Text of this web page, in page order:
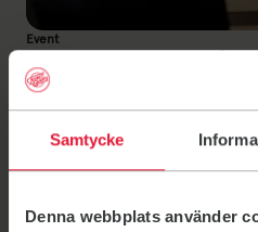
Samtycke
Denna webbplats använder
Event
Välkommen på
Pilatespremiär!
Pilatespremiär – och det vill
dig!